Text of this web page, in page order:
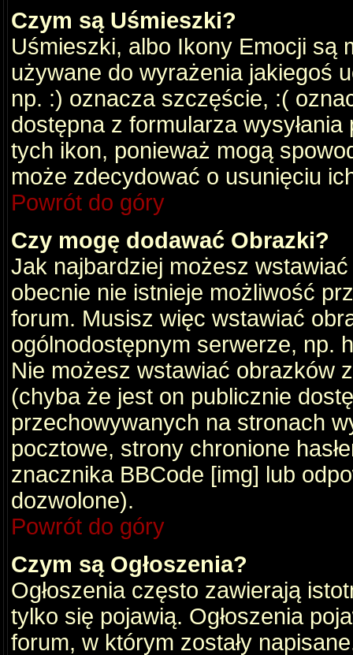
Czym są Uśmieszki?
Uśmieszki, albo Ikony Emocji są
używane do wyrażenia jakiegoś
np. :) oznacza szczęście, :(
dostępna z formularza
tych ikon, ponieważ mogą
może zdecydować o usunięciu
Powrót do góry
Czy mogę dodawać Obrazki?
Jak najbardziej możesz
obecnie nie istnieje możliwość
forum. Musisz więc wstawiać
ogólnodostępnym serwerze, np.
Nie możesz wstawiać obrazków
(chyba że jest on publicznie
przechowywanych na stronach
pocztowe, strony chronione
znacznika BBCode [img] lub
dozwolone).
Powrót do góry
Czym są Ogłoszenia?
Ogłoszenia często zawierają
tylko się pojawią. Ogłoszenia
forum, w którym zostały